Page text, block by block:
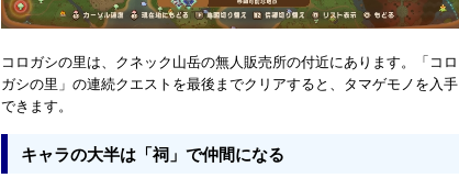
コロガシの里は、クネック山岳の無人販売所の付近にあります。「コロ
ガシの里」の連続クエストを最後までクリアすると、タマゲモノを入手
できます。
キャラの大半は「祠」で仲間になる